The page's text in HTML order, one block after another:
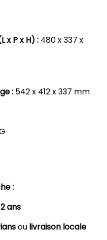
x P x H) : 480 x 337 x
: 542 x 412 x 337 mm
:
ans
ou livraison locale